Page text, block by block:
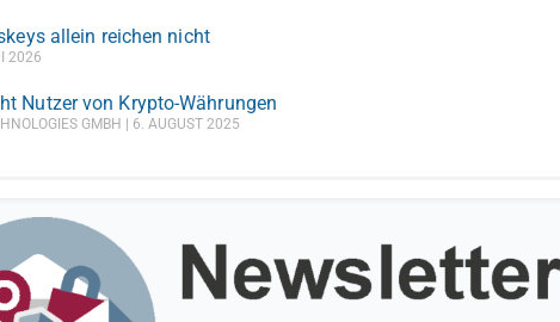
allein reichen nicht
2026
Nutzer von Krypto-Währungen
GMBH 6. AUGUST 2025